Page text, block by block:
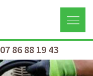
07 86 88 19 43